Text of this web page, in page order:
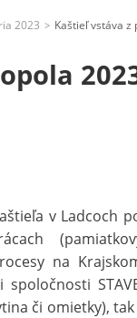
2023 > Kaštieľ vstáva z
v Ladcoch
na
či omietky),